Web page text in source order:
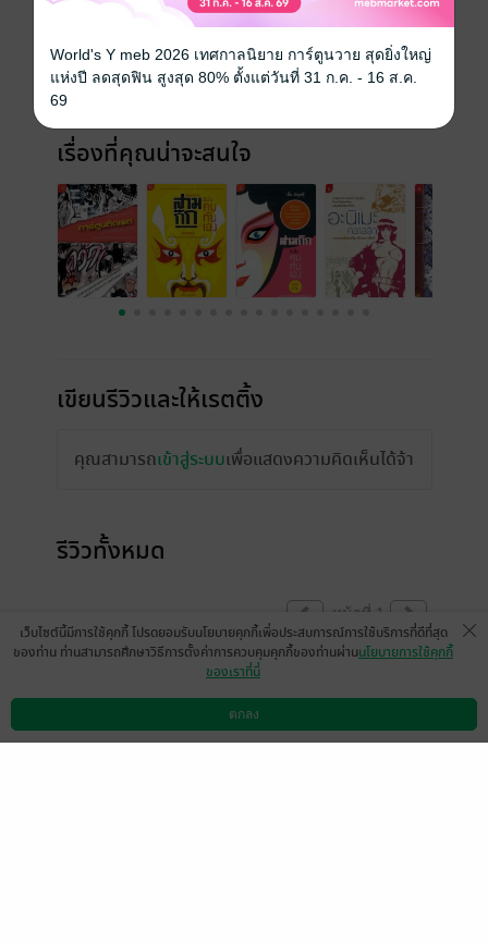
วันที่วางขาย 27 ธันวาคม 2556
ความยาว 194 หน้า
ราคาปก
เรื่องที่คุณน่าจะสนใจ
เขียนรีวิวและให้เรตติ้ง
คุณสามารถเข้าสู่ระบบเพื่อแสดงความคิดเห็นได้จ้า
รีวิวทั้งหมด
หน้าที่ 1
ความจริงของโลกให้ชัดเจนขึ้น
0 มีแล้ว - ไก่2324
ดาวน์โหลดแอป วิธีการใช้งาน ติดต่อเรา
เว็บไซต์นี้มีการใช้คุกกี้ โปรดยอมรับนโยบายคุกกี้เพื่อประสบการณ์การใช้บริการที่ดีที่สุด
ของท่าน ท่านสามารถศึกษาวิธีการตั้งค่าการควบคุมคุกกี้ของท่านผ่านนโยบายการใช้คุกกี้
ของเราที่นี่
ตกลง
World's Y meb 2026 เทศกาลนิยาย การ์ตูนวาย สุดยิ่งใหญ่
แห่งปี ลดสุดฟิน สูงสุด 80% ตั้งแต่วันที่ 31 ก.ค. - 16 ส.ค.
69